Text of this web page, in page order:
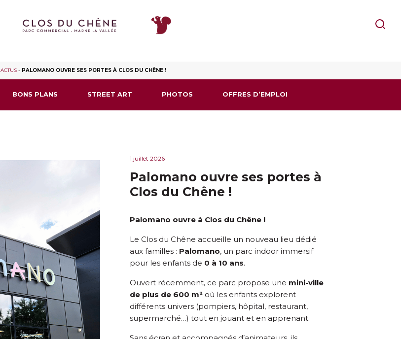
ACTUS- PALOMANO OUVRE SES PORTES À CLOS DU CHÊNE !
BONS PLANS STREET ART PHOTOS OFFRES D’EMPLOI
1 juillet 2026
Palomano ouvre ses portes à
Clos du Chêne !
Palomano ouvre à Clos du Chêne !
Le Clos du Chêne accueille un nouveau lieu dédié
aux familles : Palomano, un parc indoor immersif
pour les enfants de 0 à 10 ans.
Ouvert récemment, ce parc propose une mini-ville
de plus de 600 m²où les enfants explorent
différents univers (pompiers, hôpital, restaurant,
supermarché…) tout en jouant et en apprenant.